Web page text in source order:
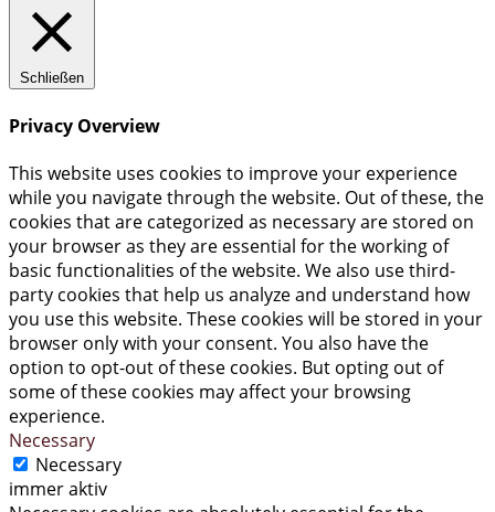
Schließen
Privacy Overview
This website uses cookies to improve your experience
while you navigate through the website. Out of these, the
cookies that are categorized as necessary are stored on
your browser as they are essential for the working of
basic functionalities of the website. We also use third-
party cookies that help us analyze and understand how
you use this website. These cookies will be stored in your
browser only with your consent. You also have the
option to opt-out of these cookies. But opting out of
some of these cookies may affect your browsing
experience.
Necessary
Necessary
immer aktiv